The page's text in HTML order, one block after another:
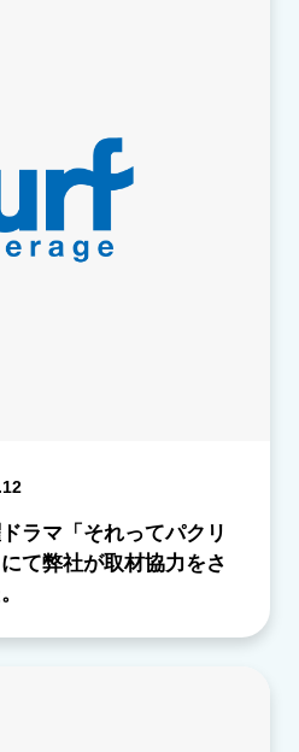
ラマ「それってパクリ
て弊社が取材協力をさ